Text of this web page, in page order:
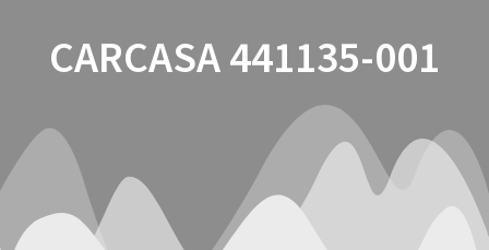
CARCASA 441135-001